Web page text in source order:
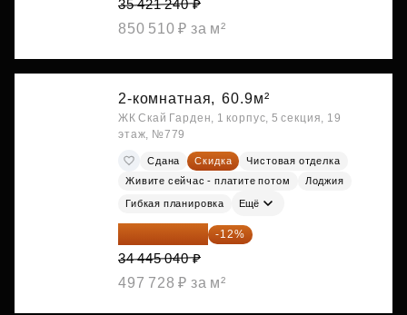
35 421 240 ₽
850 510 ₽ за м²
2-комнатная, 60.9м²
ЖК Скай Гарден, 1 корпус, 5 секция, 19
этаж, №779
Сдана Скидка
Чистовая отделка
Живите сейчас - платите потом
Лоджия
Гибкая планировка Ещё
30 311 635 ₽ -12%
34 445 040 ₽
497 728 ₽ за м²